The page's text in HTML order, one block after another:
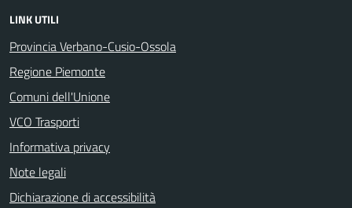
LINK UTILI
Provincia Verbano-Cusio-Ossola
Regione Piemonte
Comuni dell'Unione
VCO Trasporti
Informativa privacy
Note legali
Dichiarazione di accessibilità